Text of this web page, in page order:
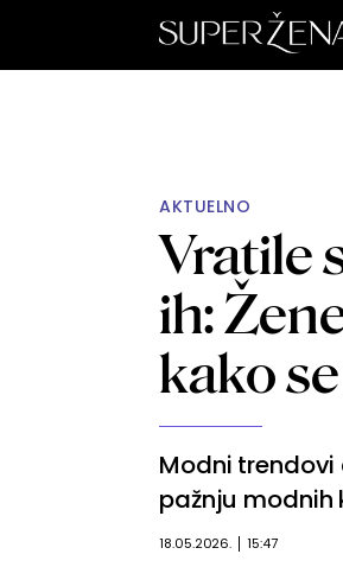
AKTUELNO
Vratile
ih:
kako
Modni
pažnju modnih
18.05.2026. 15:47